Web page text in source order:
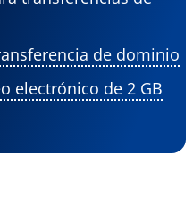
de dominio
electrónico de 2 GB